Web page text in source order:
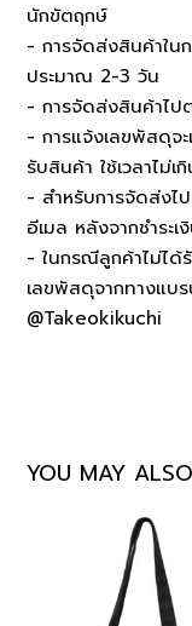
นักขัตฤกษ์
- การจัดส่งสินค้าใน
ประมาณ 2-3 วัน
- การจัดส่งสินค้าไป
- การแจ้งเลขพัสดุจ
รับสินค้า ใช้เวลาไม่เ
- สำหรับการจัดส่งไ
อีเมล หลังจากชำระเ
- ในกรณีลูกค้าไม่ได้
เลขพัสดุจากทางแบ
@Takeokikuchi
YOU MAY